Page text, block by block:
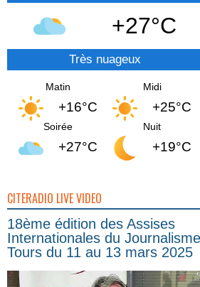
+27°C
Très nuageux
Matin
+16°C
Midi
+25°C
Soirée
+27°C
Nuit
+19°C
CITERADIO LIVE VIDEO
18ème édition des Assises
Internationales du
Tours du 11 au 13 mars 2025